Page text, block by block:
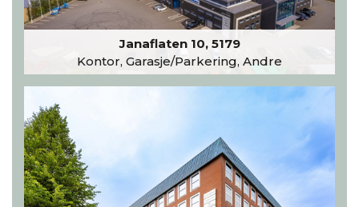
Janaflaten 10, 5179
Kontor, Garasje/Parkering, Andre